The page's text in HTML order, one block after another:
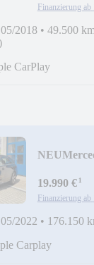
Finanzierung ab
2018 • 49.500 km
CarPlay
NEU
19.990 €¹
Finanzierung ab
2022 • 176.150
Carplay